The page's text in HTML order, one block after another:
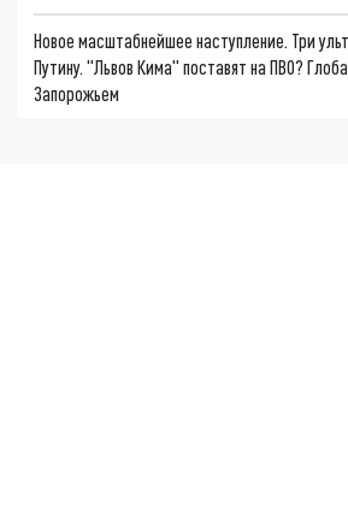
Новое масштабнейшее наступление. Три
Путину. "Львов Кима" поставят на ПВО?
Запорожьем